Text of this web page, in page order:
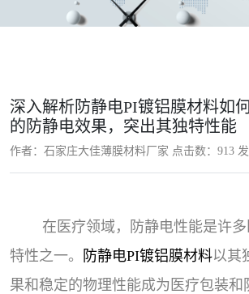
深入解析防静电PI镀铝膜材料如
的防静电效果，突出其独特性能
作者：石家庄大佳薄膜材料厂家 点击数： 913
在医疗领域，防静电性能是许
特性之一。
防静电PI镀铝膜材料以其
果和稳定的物理性能成为医疗包装和